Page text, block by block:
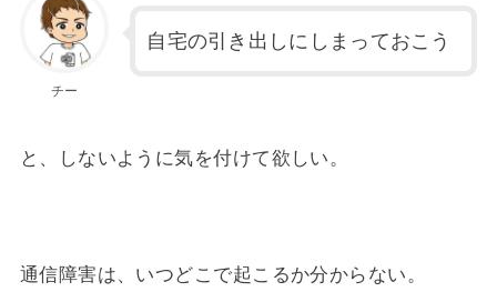
チー
自宅の引き出しにしまっておこう
と、しないように気を付けて欲しい。
通信障害は、いつどこで起こるか分からない。